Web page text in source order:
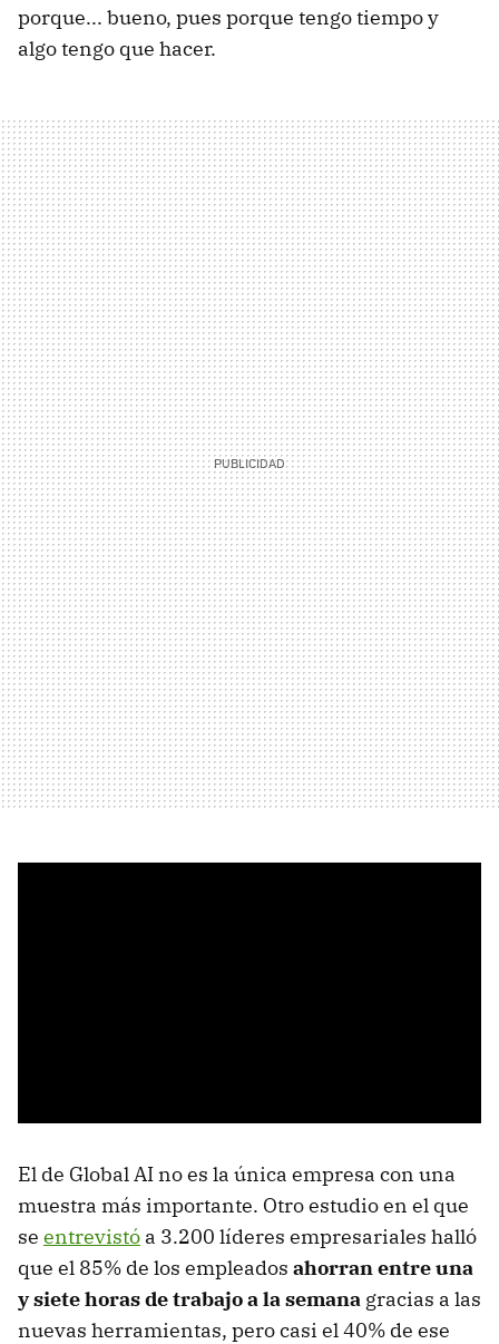
porque... bueno, pues porque tengo tiempo y
algo tengo que hacer.
El de Global AI no es la única empresa con una
muestra más importante. Otro estudio en el que
se entrevistó a 3.200 líderes empresariales halló
que el 85% de los empleados ahorran entre una
y siete horas de trabajo a la semana gracias a las
nuevas herramientas, pero casi el 40% de ese